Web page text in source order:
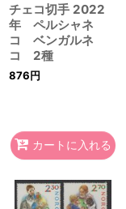
チェコ切手 2022
年 ペルシャネ
コ ベンガルネ
コ 2種
876円
カートに入れる